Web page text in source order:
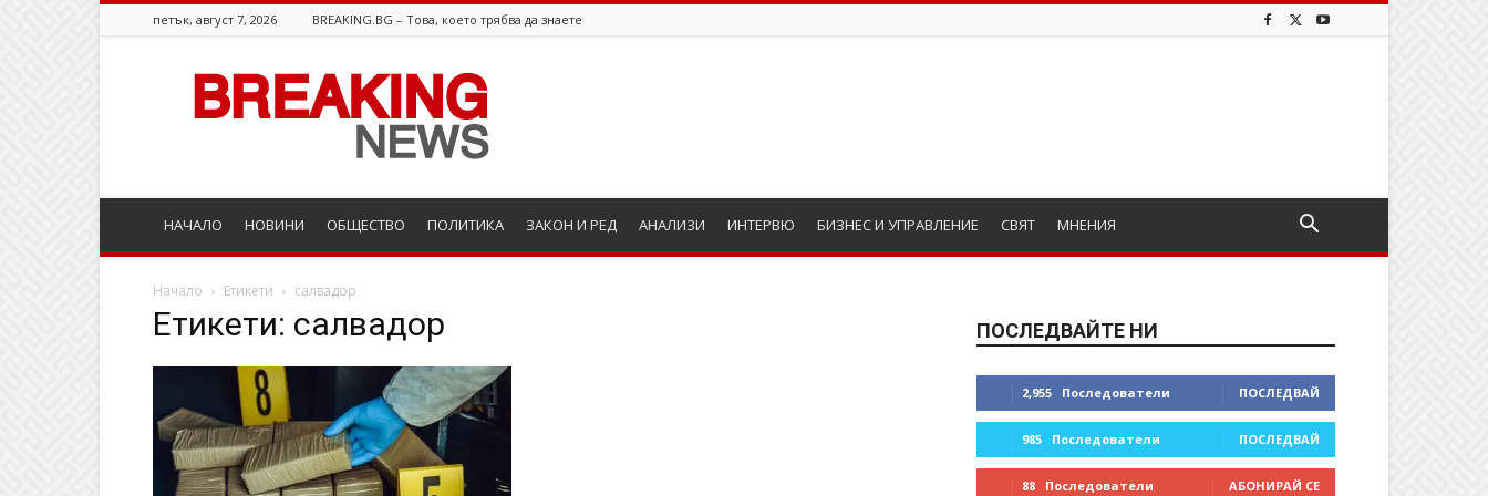
петък, август 7, 2026 BREAKING.BG – Това, което трябва да знаете
Breaking.bg
НАЧАЛО НОВИНИ ОБЩЕСТВО ПОЛИТИКА ЗАКОН И РЕД АНАЛИЗИ ИНТЕРВЮ БИЗНЕС И УПРАВЛЕНИЕ СВЯТ МНЕНИЯ
Начало Етикети салвадор
Етикети: салвадор ПОСЛЕДВАЙТЕ НИ
2,955 Последователи ПОСЛЕДВАЙ
985 Последователи ПОСЛЕДВАЙ
88 Последователи АБОНИРАЙ СЕ